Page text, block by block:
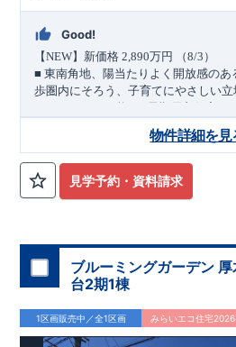
Good!
【NEW】新価格2,890万円 （8/3 ）
■東南角地、陽当たりよく開放感のあ
歩圏内にそろう、子育てにやさしい立
■東側
い立地です。
■ カースペースは
うちイ
10分 バス停「青葉4丁目」まで 徒歩4
教育・公園・買物が徒歩圏内
小学校徒歩10分・中学校徒歩
本郷児童公園 徒歩２分
■買物施設 ・セブンイレブン 徒歩4分
見学予約・資料請求
物件詳細を見
ブルーミングガーデン
台2期1棟
1区画販売中／全1区画 みらいエコ住宅2026